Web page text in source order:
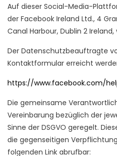
Auf dieser Social-Media-
der Facebook Ireland Ltd., 4
Canal Harbour, Dublin 2
Der Datenschutzbeauftragte
Kontaktformular erreicht
https://www.facebook.com/
Die gemeinsame
Vereinbarung bezüglich der
Sinne der DSGVO geregelt.
die gegenseitigen
folgenden Link abrufbar: